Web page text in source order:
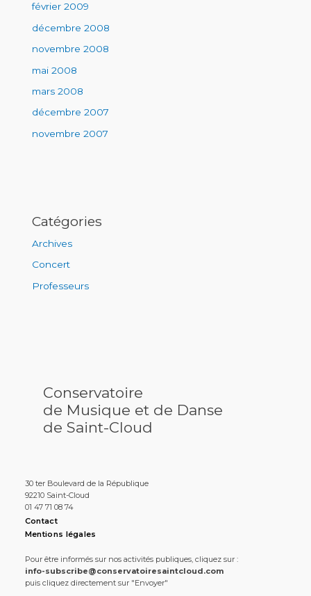
février 2009
décembre 2008
novembre 2008
mai 2008
mars 2008
décembre 2007
novembre 2007
Catégories
Archives
Concert
Professeurs
Conservatoire
de Musique et de Danse
de Saint-Cloud
30 ter Boulevard de la République
92210 Saint-Cloud
01 47 71 08 74
Contact
Mentions légales
Pour être informés sur nos activités publiques, cliquez sur :
info-subscribe@conservatoiresaintcloud.com
puis cliquez directement sur "Envoyer"